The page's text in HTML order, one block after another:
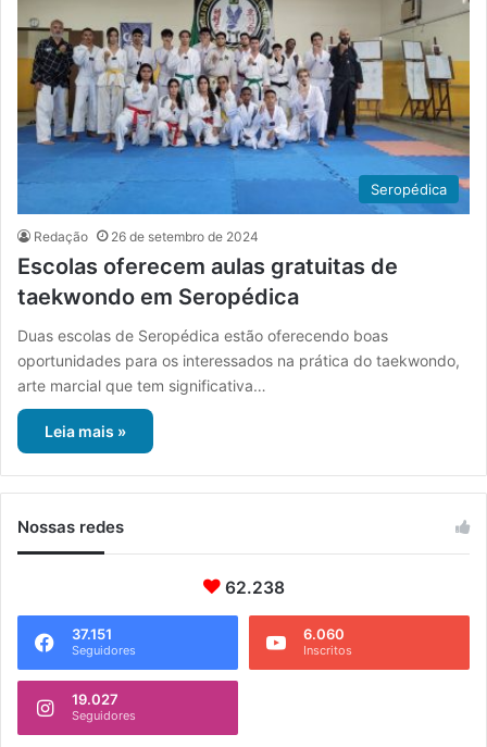
Seropédica
Redação 26 de setembro de 2024
Escolas oferecem aulas gratuitas de
taekwondo em Seropédica
Duas escolas de Seropédica estão oferecendo boas
oportunidades para os interessados na prática do taekwondo,
arte marcial que tem significativa…
Leia mais »
Nossas redes
62.238
37.151
Seguidores
6.060
Inscritos
19.027
Seguidores